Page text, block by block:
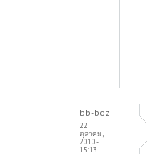
bb-boz
22
ตุลาคม,
2010 -
15:13